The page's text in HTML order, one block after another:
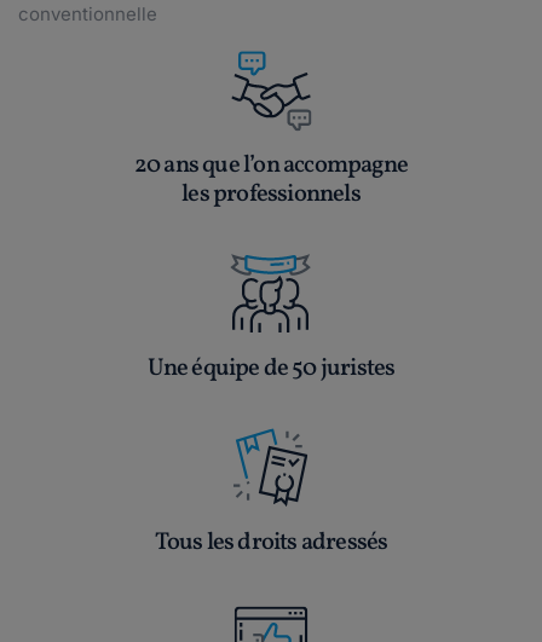
conventionnelle
20 ans que l’on accompagne
les professionnels
Une équipe de 50 juristes
Tous les droits adressés